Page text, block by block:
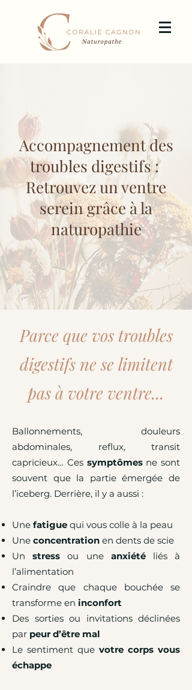
Accompagnement des
troubles digestifs :
Retrouvez un ventre
serein grâce à la
naturopathie
Parce que vos troubles
digestifs ne se limitent
pasà votre ventre...
Ballonnements, douleurs
abdominales, reflux, transit
capricieux… Ces symptômesne sont
souvent que la partie émergée de
l’iceberg. Derrière, il y a aussi :
Une fatigue qui vous colle à la peau
Une concentration en dents de scie
Unstress ou une anxiétéliés à
l’alimentation
Craindre que chaque bouchée se
transforme en inconfort
Des sorties ou invitations déclinées
par peur d’être mal
Le sentiment que votre corps vous
échappe